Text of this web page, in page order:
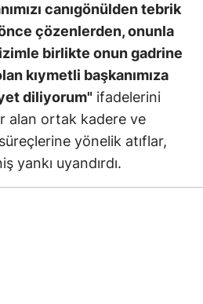
canıgönülden tebrik
çözenlerden, onunla
birlikte onun gadrine
kıymetli başkanımıza
diliyorum" ifadelerini
alan ortak kadere ve
yönelik atıflar,
yankı uyandırdı.